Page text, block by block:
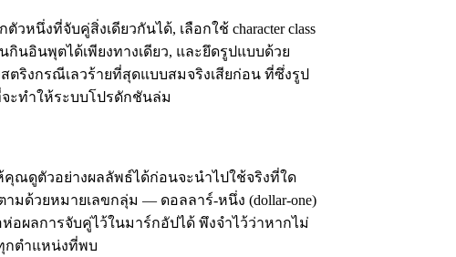
หนึ่งที่จับคู่สิ่งเดียวกันได้, เลือกใช้ character class
นอินพุตได้เพียงทางเดียว, และยึดรูปแบบด้วย
ริงกรณีเลวร้ายที่สุดแบบสมจริงเสียก่อน ที่ซึ่งรูป
ะทำให้ระบบโปรดักชันล่ม
ณดูตัวอย่างผลลัพธ์ได้ก่อนจะนำไปใช้จริงที่ใด
มด้วยหมายเลขกลุ่ม — ดอลลาร์-หนึ่ง (dollar-one)
ผลการจับคู่ไว้ในมาร์กอัปได้ พึงจำไว้ว่าหากไม่
กตำแหน่งที่พบ